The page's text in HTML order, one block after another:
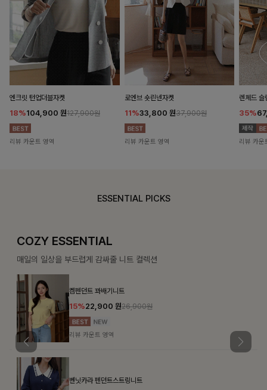
엔크릿 턴업더블자켓
18%104,900 원127,900원
리뷰 카운트 영역
로엔브 숏린넨자켓
11%33,800 원37,900원
리뷰 카운트 영역
렌체드
35%
리뷰 카운
ESSENTIAL PICKS
COZY ESSENTIAL
매일의 일상을 부드럽게 감싸줄 니트 컬렉션
켐펜던트 꽈배기니트
15%22,900원 26,900원
리뷰 카운트 영역
벤닛카라 펜던트스트링니트